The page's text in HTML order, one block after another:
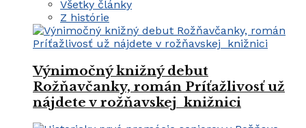
Všetky články
Z histórie
Výnimočný knižný debut
Rožňavčanky, román Príťažlivosť už
nájdete v rožňavskej knižnici